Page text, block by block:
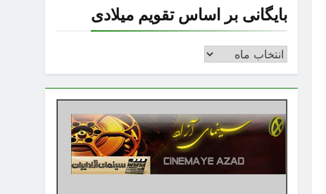
بایگانی بر اساس تقویم میلادی
بایگانی
اساس
تقویم
میلادی